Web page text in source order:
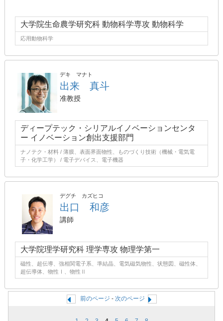
大学院生命農学研究科 動物科学専攻 動物科学
応用動物科学
デキ マナト
出来 真斗
准教授
ディープテック・シリアルイノベーションセンタ
ー イノベーション創出支援部門
ナノテク・材料 / 薄膜、表面界面物性、ものづくり技術（機械・電気電
子・化学工学） / 電子デバイス、電子機器
デグチ カズヒコ
出口 和彦
講師
大学院理学研究科 理学専攻 物理学第一
磁性、超伝導、強相関電子系、準結晶、電気磁気物性、状態図、磁性体、
超伝導体、物性Ⅰ、物性Ⅱ
前のページ - 次のページ